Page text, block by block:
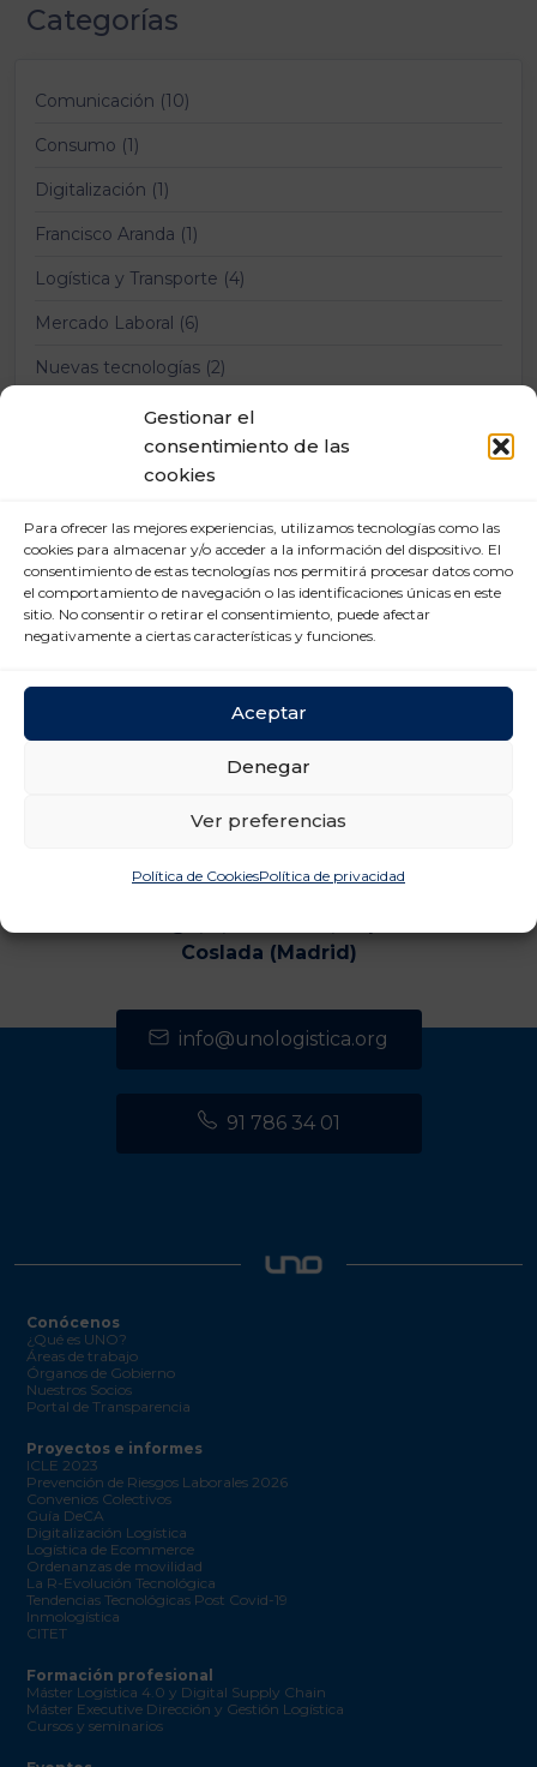
Gestionar el
consentimiento de las
cookies
Para ofrecer las mejores experiencias, utilizamos tecnologías como las
cookies para almacenar y/o acceder a la información del dispositivo. El
consentimiento de estas tecnologías nos permitirá procesar datos como
el comportamiento de navegación o las identificaciones únicas en este
sitio. No consentir o retirar el consentimiento, puede afectar
negativamente a ciertas características y funciones.
Aceptar
Denegar
Ver preferencias
Política de CookiesPolítica de privacidad
Categorías
Comunicación (10)
Consumo (1)
Digitalización (1)
Francisco Aranda (1)
Logística y Transporte (4)
Mercado Laboral (6)
Nuevas tecnologías (2)
Prevención Riesgos Laborales (12)
Relaciones laborales (11)
Coslada (Madrid)
info@unologistica.org
91 786 34 01
Conócenos
¿Qué es UNO?
Áreas de trabajo
Órganos de Gobierno
Nuestros Socios
Portal de Transparencia
Proyectos e informes
ICLE 2023
Prevención de Riesgos Laborales 2026
Convenios Colectivos
Guía DeCA
Digitalización Logística
Logística de Ecommerce
Ordenanzas de movilidad
La R-Evolución Tecnológica
Tendencias Tecnológicas Post Covid-19
Inmologística
CITET
Formación profesional
Máster Logística 4.0 y Digital Supply Chain
Máster Executive Dirección y Gestión Logística
Cursos y seminarios